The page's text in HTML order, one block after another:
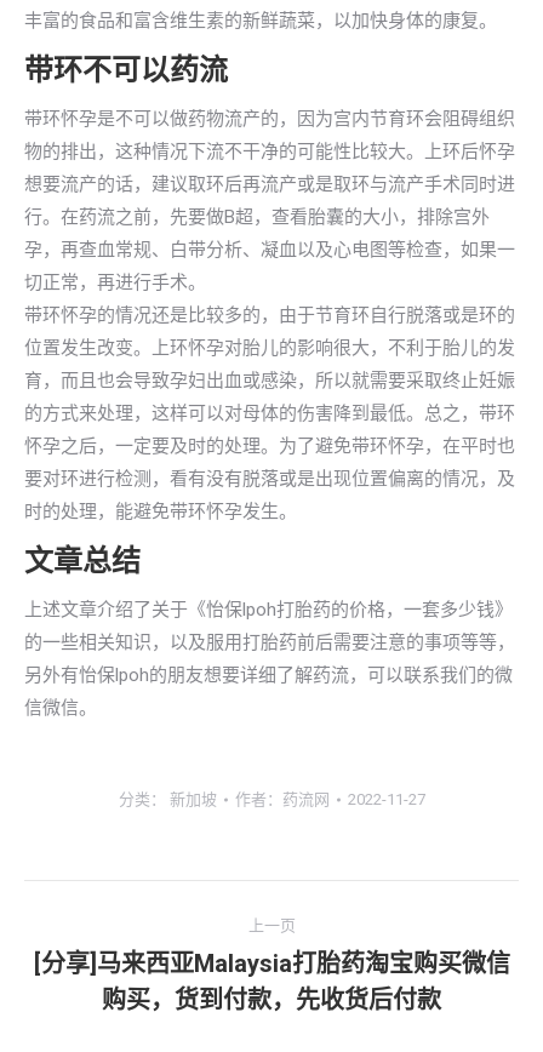
丰富的食品和富含维生素的新鲜蔬菜，以加快身体的康复。
带环不可以药流
带环怀孕是不可以做药物流产的，因为宫内节育环会阻碍组织
物的排出，这种情况下流不干净的可能性比较大。上环后怀孕
想要流产的话，建议取环后再流产或是取环与流产手术同时进
行。在药流之前，先要做B超，查看胎囊的大小，排除宫外
孕，再查血常规、白带分析、凝血以及心电图等检查，如果一
切正常，再进行手术。
带环怀孕的情况还是比较多的，由于节育环自行脱落或是环的
位置发生改变。上环怀孕对胎儿的影响很大，不利于胎儿的发
育，而且也会导致孕妇出血或感染，所以就需要采取终止妊娠
的方式来处理，这样可以对母体的伤害降到最低。总之，带环
怀孕之后，一定要及时的处理。为了避免带环怀孕，在平时也
要对环进行检测，看有没有脱落或是出现位置偏离的情况，及
时的处理，能避免带环怀孕发生。
文章总结
上述文章介绍了关于《怡保lpoh打胎药的价格，一套多少钱》
的一些相关知识，以及服用打胎药前后需要注意的事项等等，
另外有怡保lpoh的朋友想要详细了解药流，可以联系我们的微
信微信。
分类： 新加坡 作者： 药流网 2022-11-27
章
上一页
一
[分享]马来西亚Malaysia打胎药淘宝购买微信
购买，货到付款，先收货后付款